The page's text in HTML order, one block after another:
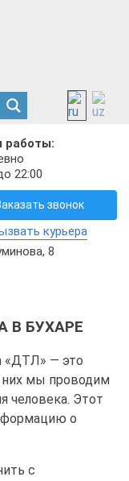
работы:
22:00
звонок
курьера
8
В БУХАРЕ
«ДТЛ» — это
них мы проводим
человека. Этот
о
с